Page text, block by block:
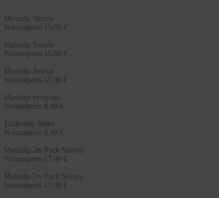
Maxislip Serena
Normalpreis 15,99 €
Maxislip Serena
Normalpreis 15,99 €
Maxislip Serena
Normalpreis 15,99 €
Maxislip everyday
Normalpreis 8,99 €
Taillenslip Britta
Normalpreis 8,99 €
Maxislip 2er Pack Soraya
Normalpreis 17,99 €
Maxislip 2er Pack Soraya
Normalpreis 17,99 €